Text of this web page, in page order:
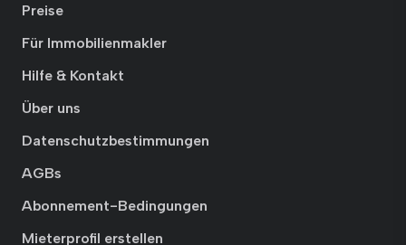
Preise
Für Immobilienmakler
Hilfe & Kontakt
Über uns
Datenschutzbestimmungen
AGBs
Abonnement-Bedingungen
Mieterprofil erstellen